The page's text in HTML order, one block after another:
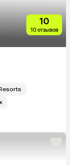
10
10 отзывов